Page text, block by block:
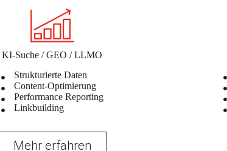
KI-Suche / GEO / LLMO
Strukturierte Daten
Content-Optimierung
Performance Reporting
Linkbuilding
Mehr erfahren